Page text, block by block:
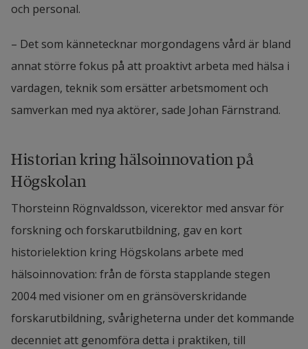
och personal.
– Det som kännetecknar morgondagens vård är bland
annat större fokus på att proaktivt arbeta med hälsa i
vardagen, teknik som ersätter arbetsmoment och
samverkan med nya aktörer, sade Johan Färnstrand.
Historian kring hälsoinnovation på
Högskolan
Thorsteinn Rögnvaldsson, vicerektor med ansvar för
forskning och forskarutbildning, gav en kort
historielektion kring Högskolans arbete med
hälsoinnovation: från de första stapplande stegen
2004 med visioner om en gränsöverskridande
forskarutbildning, svårigheterna under det kommande
decenniet att genomföra detta i praktiken, till